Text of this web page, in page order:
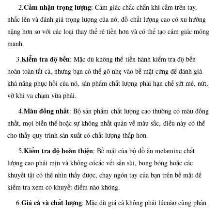
2.Cảm nhận trọng lượng: Cảm giác chắc chắn khi cầm trên tay,
nhấc lên và đánh giá trọng lượng của nó, đồ chất lượng cao có xu hướng
nặng hơn so với các loại thay thế rẻ tiền hơn và có thể tạo cảm giác mỏng
manh.
3.Kiểm tra độ bền: Mặc dù không thể tiến hành kiểm tra độ bền
hoàn toàn tất cả, nhưng bạn có thể gõ nhẹ vào bề mặt cứng để đánh giá
khả năng phục hồi của nó, sản phẩm chất lượng phải hạn chế sứt mẻ, nứt,
vỡ khi va chạm vừa phải.
4.Màu đồng nhất: Bộ sản phẩm chất lượng cao thường có màu đồng
nhất, mọi biến thể hoặc sự không nhất quán về màu sắc, điều này có thể
cho thấy quy trình sản xuất có chất lượng thấp hơn.
5.Kiểm tra độ hoàn thiện: Bề mặt của bộ đồ ăn melamine chất
lượng cao phải mịn và không cócác vết sần sùi, bong bóng hoặc các
khuyết tật có thể nhìn thấy được, chạy ngón tay của bạn trên bề mặt để
kiểm tra xem có khuyết điểm nào không.
6.Giá cả và chất lượng: Mặc dù giá cả không phải lúcnào cũng phản